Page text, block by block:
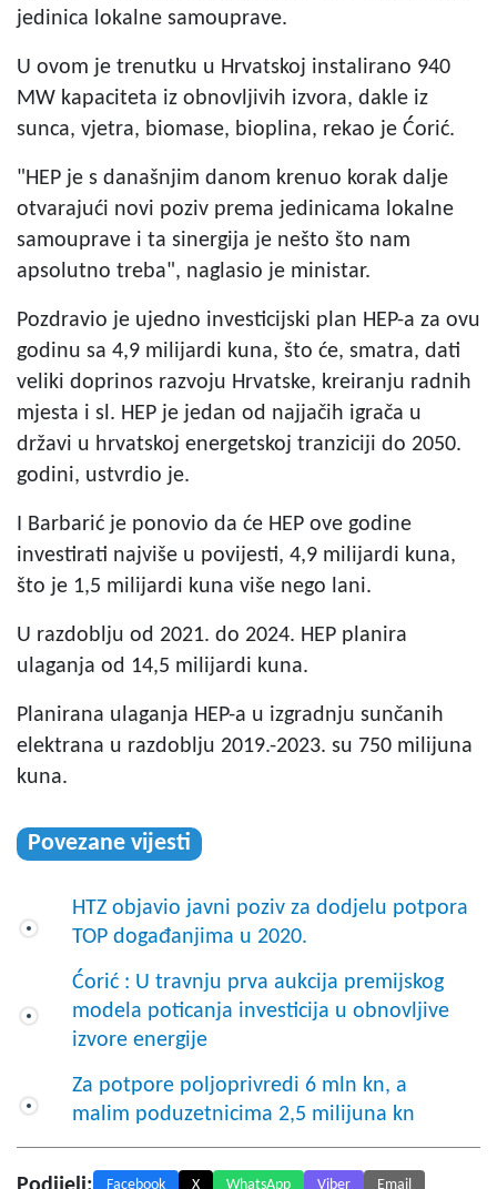
jedinica lokalne samouprave.
U ovom je trenutku u Hrvatskoj instalirano 940
MW kapaciteta iz obnovljivih izvora, dakle iz
sunca, vjetra, biomase, bioplina, rekao je Ćorić.
"HEP je s današnjim danom krenuo korak dalje
otvarajući novi poziv prema jedinicama lokalne
samouprave i ta sinergija je nešto što nam
apsolutno treba", naglasio je ministar.
Pozdravio je ujedno investicijski plan HEP-a za ovu
godinu sa 4,9 milijardi kuna, što će, smatra, dati
veliki doprinos razvoju Hrvatske, kreiranju radnih
mjesta i sl. HEP je jedan od najjačih igrača u
državi u hrvatskoj energetskoj tranziciji do 2050.
godini, ustvrdio je.
I Barbarić je ponovio da će HEP ove godine
investirati najviše u povijesti, 4,9 milijardi kuna,
što je 1,5 milijardi kuna više nego lani.
U razdoblju od 2021. do 2024. HEP planira
ulaganja od 14,5 milijardi kuna.
Planirana ulaganja HEP-a u izgradnju sunčanih
elektrana u razdoblju 2019.-2023. su 750 milijuna
kuna.
Povezane vijesti
HTZ objavio javni poziv za dodjelu potpora
TOP događanjima u 2020.
Ćorić : U travnju prva aukcija premijskog
modela poticanja investicija u obnovljive
izvore energije
Za potpore poljoprivredi 6 mln kn, a
malim poduzetnicima 2,5 milijuna kn
Facebook X WhatsApp Viber Email